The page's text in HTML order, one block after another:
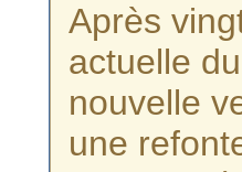
Après
actuelle
nouvelle
une